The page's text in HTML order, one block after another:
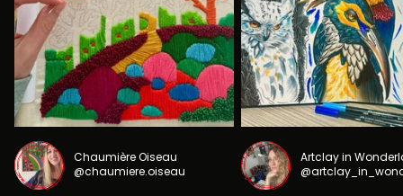
Chaumière Oiseau
@chaumiere.oiseau
Artclay in